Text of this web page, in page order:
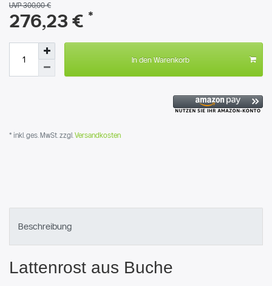
UVP 300,00 €
276,23 € *
In den Warenkorb
* inkl. ges. MwSt. zzgl. Versandkosten
Beschreibung
Lattenrost aus Buche